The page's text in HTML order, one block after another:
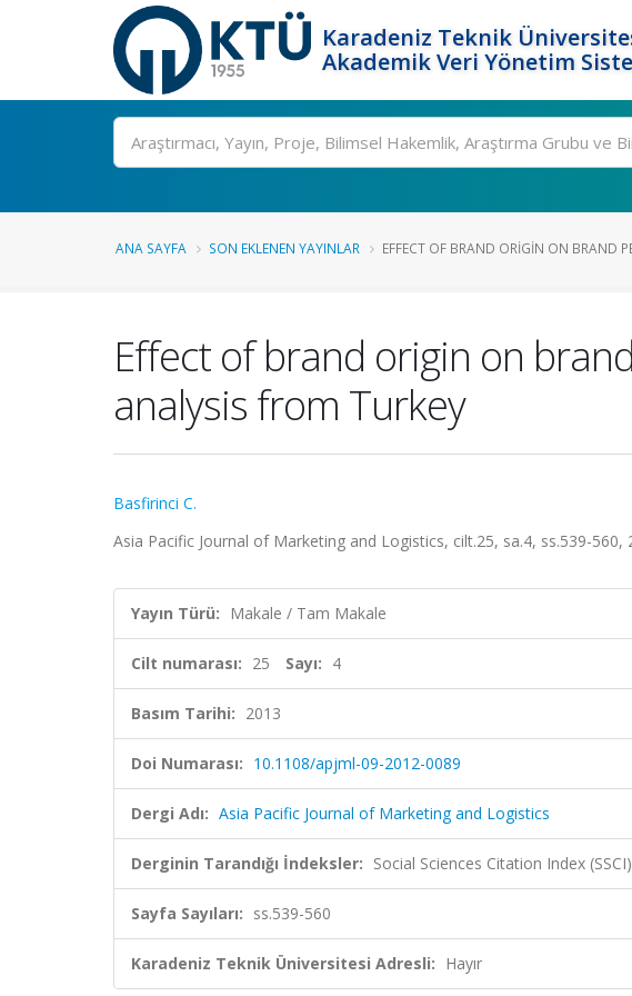
Karadeniz Teknik
Akademik Veri Yönetim
Ara
ANA SAYFA SON EKLENEN YAYINLAR EFFECT OF BRAND ORIGIN ON BRAND
Effect of brand origin on
analysis from Turkey
Basfirinci C.
Asia Pacific Journal of Marketing and Logistics, cilt.25, sa.4, ss.539-560,
Yayın Türü: Makale / Tam Makale
Cilt numarası: 25 Sayı: 4
Basım Tarihi: 2013
Doi Numarası: 10.1108/apjml-09-2012-0089
Dergi Adı: Asia Pacific Journal of Marketing and Logistics
Derginin Tarandığı İndeksler: Social Sciences Citation Index
Sayfa Sayıları: ss.539-560
Karadeniz Teknik Üniversitesi Adresli: Hayır